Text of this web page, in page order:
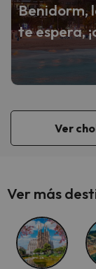
Benidorm,
te espera,
Ver
Ver más